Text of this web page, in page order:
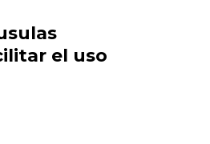
el uso